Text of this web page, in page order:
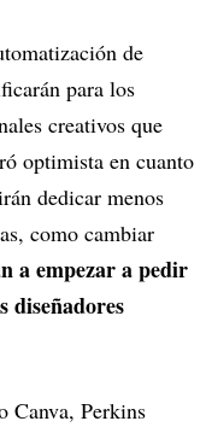
de
para los
creativos que
optimista en cuanto
dedicar menos
como cambiar
a empezar a pedir
diseñadores
Canva, Perkins